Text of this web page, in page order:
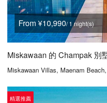
From ¥10,990/ 1 night(s)
Miskawaan 的 Champak 別
Miskawaan Villas, Maenam
精選推薦